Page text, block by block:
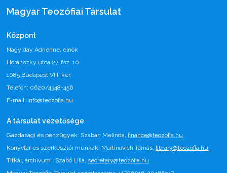
Magyar Teozófiai Társulat
Központ
Nagyiday Adrienne, elnök
Horánszky utca 27. fsz. 10.
1085 Budapest VIII. ker.
Telefon: 0620/4348-456
E-mail: info@teozofia.hu
A társulat vezetősége
Gazdasági és pénzügyek: Szabari Melinda,finance@teozofia.hu
Könyvtár és szerkesztői munkák: Martinovich Tamás, library@teozofia.hu
Titkár, archívum : Szabó Lilla, secretary@teozofia.hu